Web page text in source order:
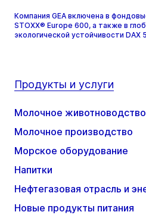
Компания GEA включена в
STOXX® Europe 600, а также в
экологической устойчивости DAX
Продукты и услуги
Молочное животноводство
Молочное производство
Морское оборудование
Напитки
Нефтегазовая отрасль и
Новые продукты питания